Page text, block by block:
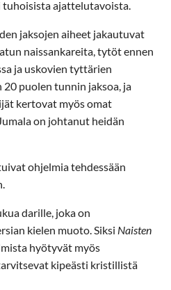
tuhoisista ajattelutavoista.
jaksojen aiheet jakautuvat
naissankareita, tytöt ennen
ja uskovien tyttärien
20 puolen tunnin jaksoa, ja
kertovat myös omat
on johtanut heidän
ohjelmia tehdessään
darille, joka on
kielen muoto. Siksi Naisten
hyötyvät myös
kipeästi kristillistä